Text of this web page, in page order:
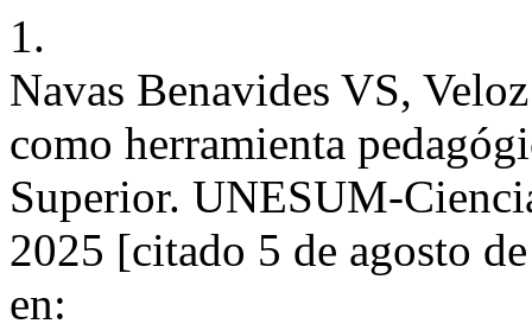
1.
Navas Benavides VS,
como herramienta
Superior. UNESUM-
2025 [citado 5 de agosto
en: